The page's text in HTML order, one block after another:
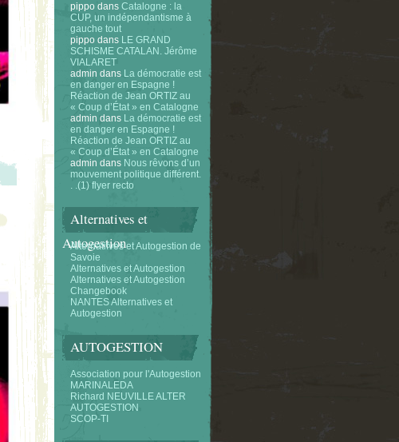
pippo dans Catalogne : la
CUP, un indépendantisme à
gauche tout
pippo dans LE GRAND
SCHISME CATALAN. Jérôme
VIALARET
admin dans La démocratie est
en danger en Espagne !
Réaction de Jean ORTIZ au
« Coup d’État » en Catalogne
admin dans La démocratie est
en danger en Espagne !
Réaction de Jean ORTIZ au
« Coup d’État » en Catalogne
admin dans Nous rêvons d’un
mouvement politique différent.
. .(1) flyer recto
Alternatives et
Autogestion
Alternatifves et Autogestion de
Savoie
Alternatives et Autogestion
Alternatives et Autogestion
Changebook
NANTES Alternatives et
Autogestion
AUTOGESTION
Association pour l'Autogestion
MARINALEDA
Richard NEUVILLE ALTER
AUTOGESTION
SCOP-TI